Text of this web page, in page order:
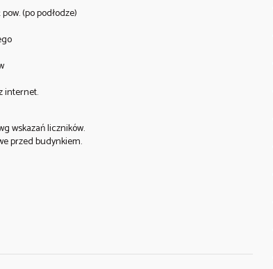
(po podłodze)
internet.
wskazań liczników.
przed budynkiem.